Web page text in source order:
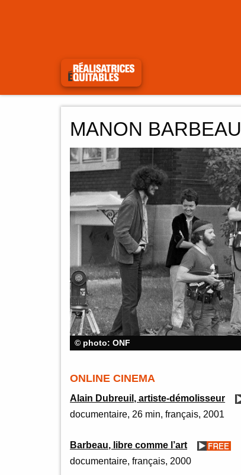
MANON BARBEAU
© photo: ONF
ONLINE CINEMA
Alain Dubreuil, artiste-démolisseur
documentaire 26 min français 2001
Barbeau, libre comme l’art
documentaire français 2000